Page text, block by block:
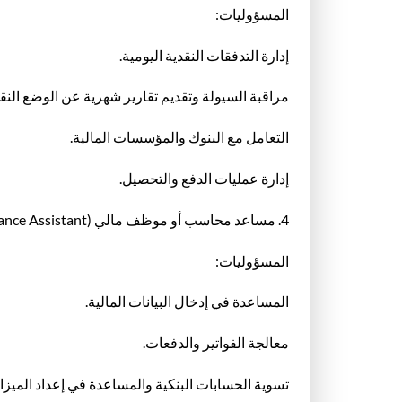
المسؤوليات:
إدارة التدفقات النقدية اليومية.
مراقبة السيولة وتقديم تقارير شهرية عن الوضع
التعامل مع البنوك والمؤسسات المالية.
إدارة عمليات الدفع والتحصيل.
4. مساعد محاسب أو موظف مالي (Junior Accountant / Finance Assistant)
المسؤوليات:
المساعدة في إدخال البيانات المالية.
معالجة الفواتير والدفعات.
تسوية الحسابات البنكية والمساعدة في إعداد